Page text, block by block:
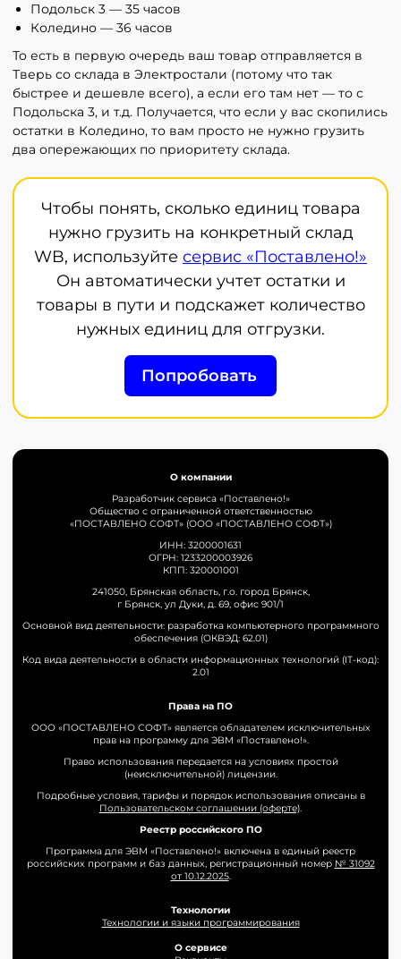
Подольск 3 — 35 часов
Коледино — 36 часов
То есть в первую очередь ваш товар отправляется в
Тверь со склада в Электростали (потому что так
быстрее и дешевле всего), а если его там нет — то с
Подольска 3, и т.д. Получается, что если у вас скопились
остатки в Коледино, то вам просто не нужно грузить
два опережающих по приоритету склада.
Чтобы понять, сколько единиц товара
нужно грузить на конкретный склад
WB, используйте сервис «Поставлено!»
Он автоматически учтет остатки и
товары в пути и подскажет количество
нужных единиц для отгрузки.
Попробовать
О компании
Разработчик сервиса «Поставлено!»
Общество с ограниченной ответственностью
«ПОСТАВЛЕНО СОФТ» (ООО «ПОСТАВЛЕНО СОФТ»)
ИНН: 3200001631
ОГРН: 1233200003926
КПП: 320001001
241050, Брянская область, г.о. город Брянск,
г Брянск, ул Дуки, д. 69, офис 901/1
Основной вид деятельности: разработка компьютерного программного
обеспечения (ОКВЭД: 62.01)
Код вида деятельности в области информационных технологий (IT-код):
2.01
Права на ПО
ООО «ПОСТАВЛЕНО СОФТ» является обладателем исключительных
прав на программу для ЭВМ «Поставлено!».
Право использования передается на условиях простой
(неисключительной) лицензии.
Подробные условия, тарифы и порядок использования описаны в
Пользовательском соглашении (оферте)
Реестр российского ПО
Программа для ЭВМ «Поставлено!» включена в единый реестр
российских программ и баз данных, регистрационный номер № 31092
от 10.12.2025.
Технологии
Технологии и языки программирования
О сервисе